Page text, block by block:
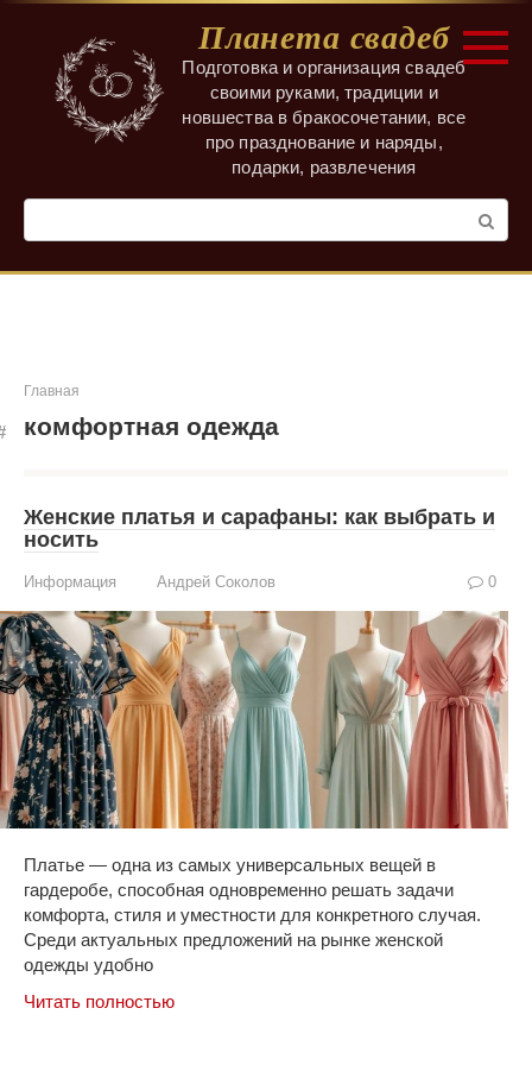
контенту
Планета свадеб
Подготовка и организация свадеб
своими руками, традиции и
новшества в бракосочетании, все
про празднование и наряды,
подарки, развлечения
Главная
комфортная одежда
Женские платья и сарафаны: как выбрать и
носить
Информация Андрей Соколов 0
Платье — одна из самых универсальных вещей в
гардеробе, способная одновременно решать задачи
комфорта, стиля и уместности для конкретного случая.
Среди актуальных предложений на рынке женской
одежды удобно
Читать полностью